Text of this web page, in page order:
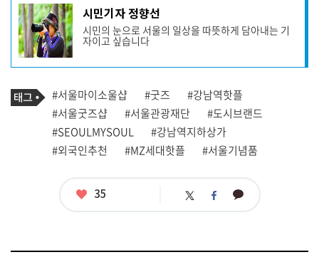
기
사
작
성
자
프
필
시민기자 정향선
시민의 눈으로 서울의 일상을 따뜻하게 담아내는 기
자이고 싶습니다
기
사
관
련
태
그
태
그
#서울마이소울샵 #굿즈
#강남역핫플
#서울굿즈샵
#서울관광재단
#도시브랜드
#SEOULMYSOUL
#강남역지하상가
#외국인추천
#MZ세대핫플 #서울기념품
좋
35 트 페 카